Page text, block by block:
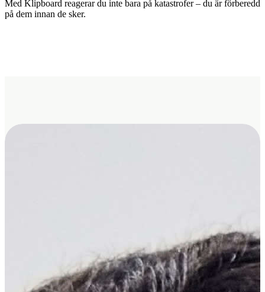
Med Klipboard reagerar du inte bara på katastrofer – du är förberedd
på dem innan de sker.